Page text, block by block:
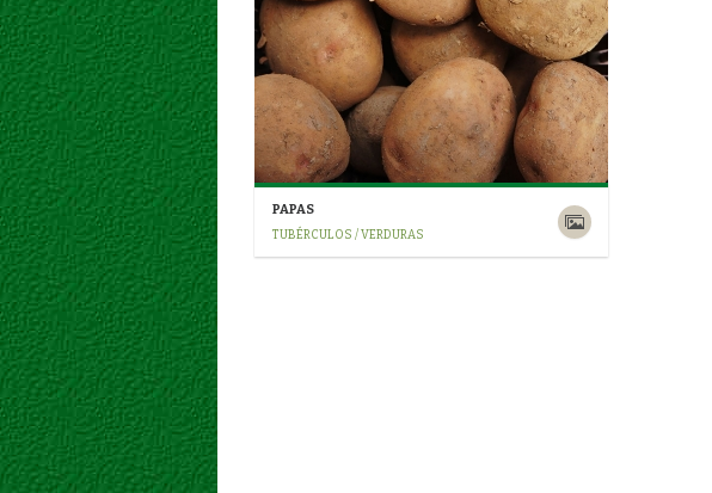
PAPAS
TUBÉRCULOS / VERDURAS